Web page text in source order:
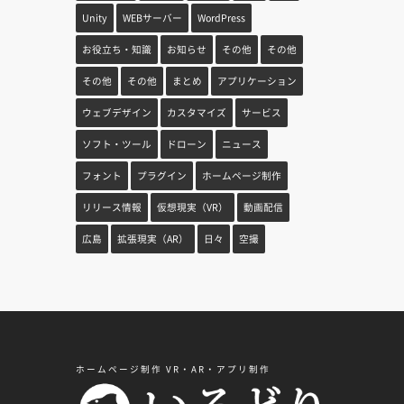
Unity WEBサーバー WordPress
お役立ち・知識 お知らせ その他 その他
その他 その他 まとめ アプリケーション
ウェブデザイン カスタマイズ サービス
ソフト・ツール ドローン ニュース
フォント プラグイン ホームページ制作
リリース情報 仮想現実（VR） 動画配信
広島 拡張現実（AR） 日々 空撮
ホームページ制作 VR・AR・アプリ制作